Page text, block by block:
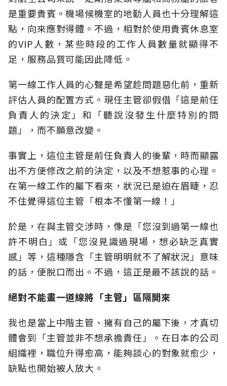
是重要貴賓。機場候機室的地勤人員也十分理解這
點，向來應對得體。不過，相對於使用貴賓休息室
的VIP人數，某些時段的工作人員數量就顯得不
足，服務品質可能因此降低。
第一線工作人員的心聲是希望趁問題惡化前，重新
評估人員的配置方式。現任主管卻假借「這是前任
負責人的決定」和「聽說沒發生什麼特別的問
題」，而不願意改變。
事實上，這位主管是前任負責人的後輩，時而顯露
出不方便修改之前的決定，以及不想惹事的心理。
在第一線工作的屬下看來，狀況已是迫在眉睫，忍
不住覺得這位主管「根本不懂第一線！」
於是，在與主管交涉時，像是「您沒到過第一線也
許不明白」或「您沒見識過現場，想必缺乏真實
感」等，這種隱含「主管明明就不了解狀況」意味
的話，便脫口而出。不過，這正是最不該說的話。
絕對不能畫一道線將「主管」區隔開來
我也是當上中階主管、擁有自己的屬下後，才真切
體會到「主管並非不想承擔責任」。在日本的公司
組織裡，職位升得愈高，能夠談心的對象就愈少，
缺點也開始被人放大。